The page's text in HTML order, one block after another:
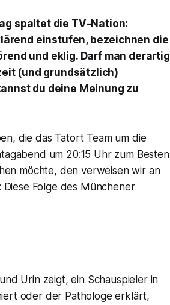
spaltet die TV-Nation:
einstufen, bezeichnen die
und eklig. Darf man derartig
(und grundsätzlich)
du deine Meinung zu
die das Tatort Team um die
um 20:15 Uhr zum Besten
möchte, den verweisen wir an
Diese Folge des Münchener
Urin zeigt, ein Schauspieler in
oder der Pathologe erklärt,